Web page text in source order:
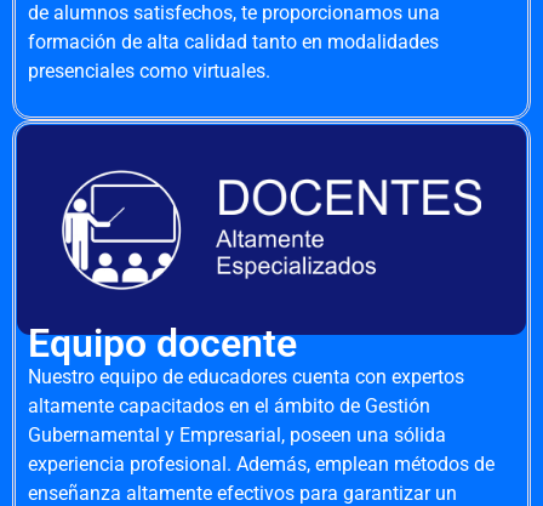
de alumnos satisfechos, te proporcionamos una
formación de alta calidad tanto en modalidades
presenciales como virtuales.
Equipo docente
Nuestro equipo de educadores cuenta con expertos
altamente capacitados en el ámbito de Gestión
Gubernamental y Empresarial, poseen una sólida
experiencia profesional. Además, emplean métodos de
enseñanza altamente efectivos para garantizar un